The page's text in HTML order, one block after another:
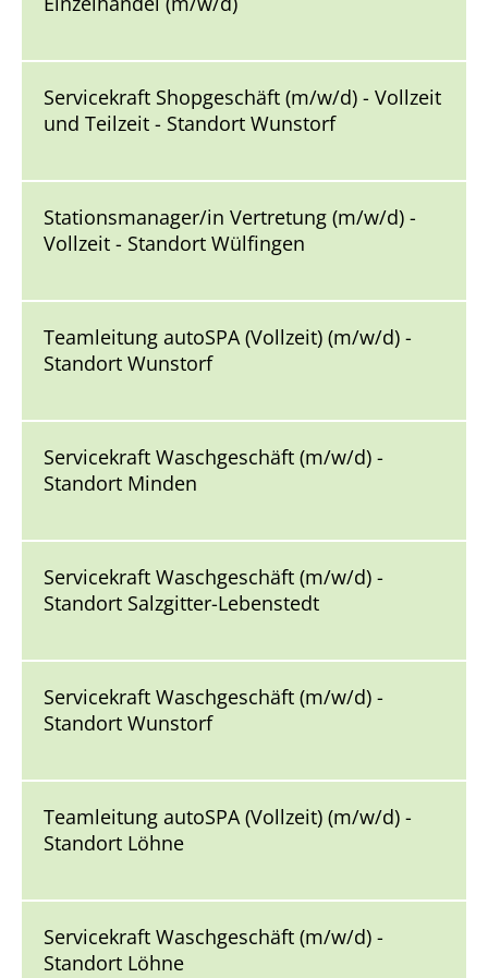
Servicekraft Shopgeschäft (m/w/d) - Vollzeit
und Teilzeit - Standort Wunstorf
Stationsmanager/in Vertretung (m/w/d) -
Vollzeit - Standort Wülfingen
Teamleitung autoSPA (Vollzeit) (m/w/d) -
Standort Wunstorf
Servicekraft Waschgeschäft (m/w/d) -
Standort Minden
Servicekraft Waschgeschäft (m/w/d) -
Standort Salzgitter-Lebenstedt
Servicekraft Waschgeschäft (m/w/d) -
Standort Wunstorf
Teamleitung autoSPA (Vollzeit) (m/w/d) -
Standort Löhne
Servicekraft Waschgeschäft (m/w/d) -
Standort Löhne